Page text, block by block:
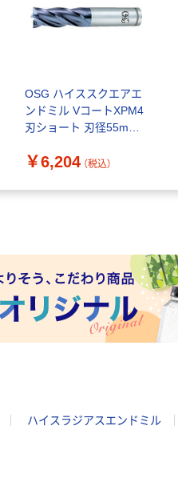
OSG ハイススクエアエ
ンドミル VコートXPM4
刃ショート 刃径55mm
XPM-EMS-5.5 1本（直送
￥6,204 （税込）
ハイスラジアスエンドミル